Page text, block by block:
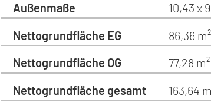
Außenmaße
10,43 x
Nettogrundfläche EG
86,36 m²
Nettogrundfläche OG
77,28 m²
Nettogrundfläche gesamt
163,64